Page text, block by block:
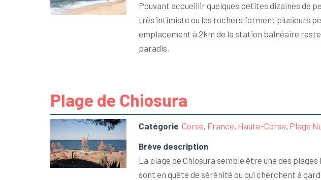
Pouvant accueillir quelques petites dizaines de
très intimiste ou les rochers forment plusieurs
emplacement à 2km de la station balnéaire
paradis.
Plage de Chiosura
Catégorie Corse, France, Haute-Corse, Plage
Brève description
La plage de Chiosura semble être une des
sont en quête de sérénité ou qui cherchent à